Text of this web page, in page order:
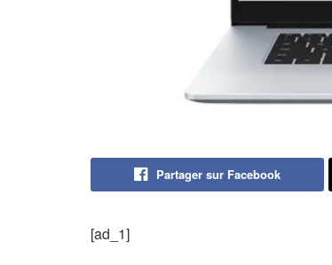
Partager sur Facebook
[ad_1]